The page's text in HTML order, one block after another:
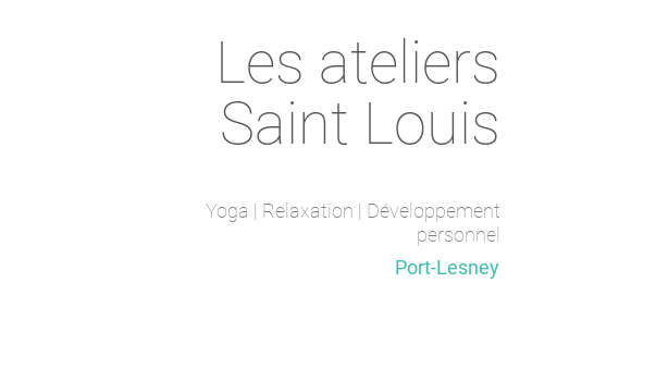
Les ateliers
Saint Louis
Yoga | Relaxation | Développement
personnel
Port-Lesney